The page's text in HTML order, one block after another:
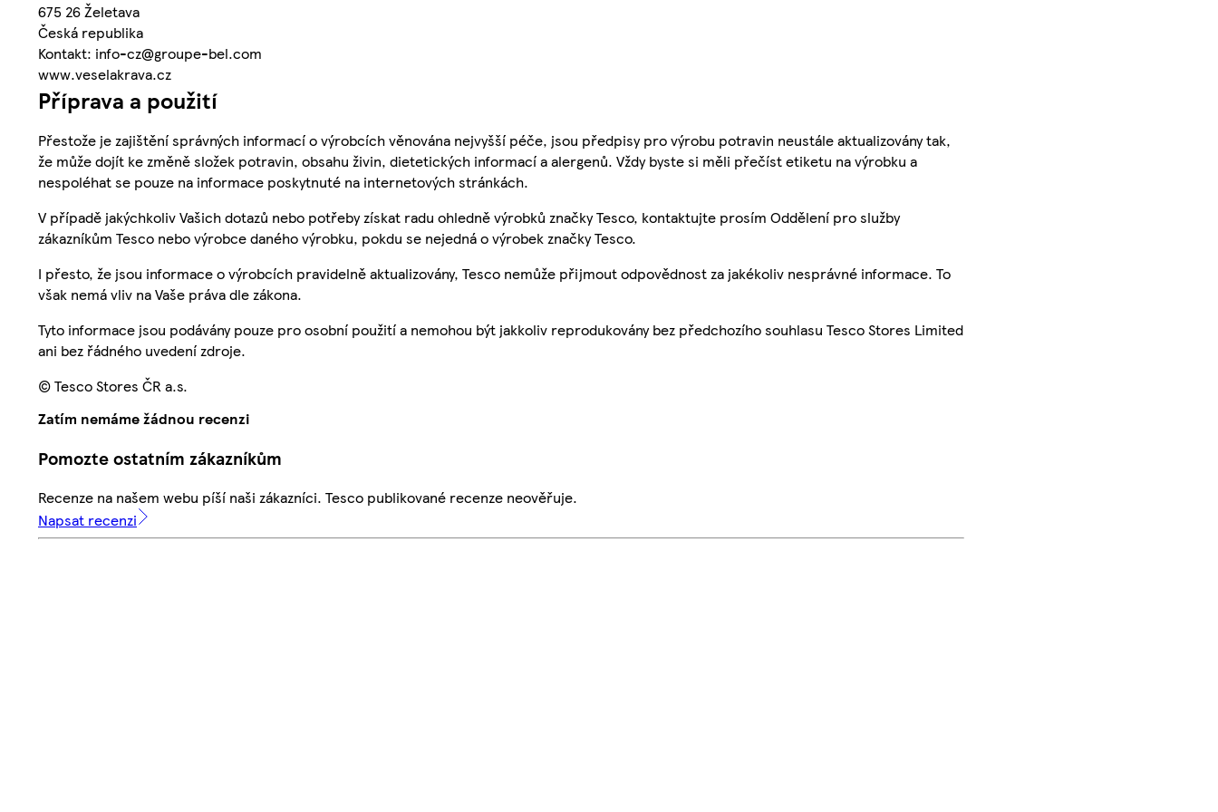
675 26 Želetava
Česká republika
Kontakt: info-cz@groupe-bel.com
www.veselakrava.cz
Příprava a použití
Přestože je zajištění správných informací o výrobcích věnována nejvyšší péče, jsou předpisy pro výrobu potravin neustále aktualizovány tak,
že může dojít ke změně složek potravin, obsahu živin, dietetických informací a alergenů. Vždy byste si měli přečíst etiketu na výrobku a
nespoléhat se pouze na informace poskytnuté na internetových stránkách.
V případě jakýchkoliv Vašich dotazů nebo potřeby získat radu ohledně výrobků značky Tesco, kontaktujte prosím Oddělení pro služby
zákazníkům Tesco nebo výrobce daného výrobku, pokdu se nejedná o výrobek značky Tesco.
I přesto, že jsou informace o výrobcích pravidelně aktualizovány, Tesco nemůže přijmout odpovědnost za jakékoliv nesprávné informace. To
však nemá vliv na Vaše práva dle zákona.
Tyto informace jsou podávány pouze pro osobní použití a nemohou být jakkoliv reprodukovány bez předchozího souhlasu Tesco Stores Limited
ani bez řádného uvedení zdroje.
© Tesco Stores ČR a.s.
Zatím nemáme žádnou recenzi
Pomozte ostatním zákazníkům
Recenze na našem webu píší naši zákazníci. Tesco publikované recenze neověřuje.
Napsat recenzi